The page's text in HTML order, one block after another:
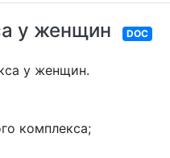
у женщин DOC
у женщин.
комплекса;